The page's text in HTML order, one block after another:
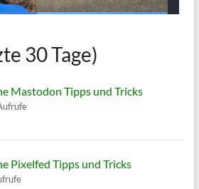
30 Tage)
Mastodon Tipps und Tricks
Pixelfed Tipps und Tricks